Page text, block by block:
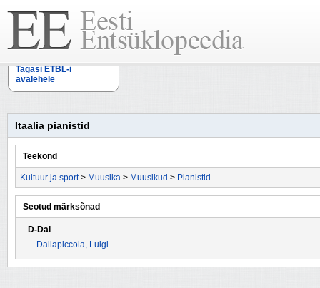
Tagasi ETBL-i
avalehele
Itaalia pianistid
Teekond
Kultuur ja sport> Muusika > Muusikud > Pianistid
Seotud märksõnad
D-Dal
Dallapiccola, Luigi